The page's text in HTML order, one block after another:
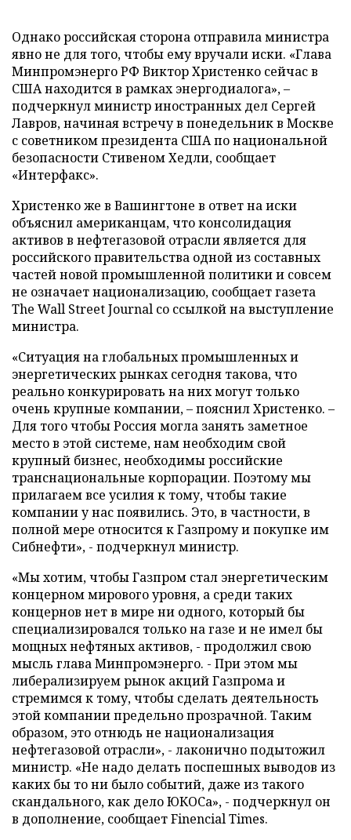
Однако российская сторона отправила министра
явно не для того, чтобы ему вручали иски. «Глава
Минпромэнерго РФ Виктор Христенко сейчас в
США находится в рамках энергодиалога», –
подчеркнул министр иностранных дел Сергей
Лавров, начиная встречу в понедельник в Москве
с советником президента США по национальной
безопасности Стивеном Хедли, сообщает
«Интерфакс».
Христенко же в Вашингтоне в ответ на иски
объяснил американцам, что консолидация
активов в нефтегазовой отрасли является для
российского правительства одной из составных
частей новой промышленной политики и совсем
не означает национализацию, сообщает газета
The Wall Street Journal со ссылкой на выступление
министра.
«Ситуация на глобальных промышленных и
энергетических рынках сегодня такова, что
реально конкурировать на них могут только
очень крупные компании, – пояснил Христенко. –
Для того чтобы Россия могла занять заметное
место в этой системе, нам необходим свой
крупный бизнес, необходимы российские
транснациональные корпорации. Поэтому мы
прилагаем все усилия к тому, чтобы такие
компании у нас появились. Это, в частности, в
полной мере относится к Газпрому и покупке им
Сибнефти», - подчеркнул министр.
«Мы хотим, чтобы Газпром стал энергетическим
концерном мирового уровня, а среди таких
концернов нет в мире ни одного, который бы
специализировался только на газе и не имел бы
мощных нефтяных активов, - продолжил свою
мысль глава Минпромэнерго. - При этом мы
либерализируем рынок акций Газпрома и
стремимся к тому, чтобы сделать деятельность
этой компании предельно прозрачной. Таким
образом, это отнюдь не национализация
нефтегазовой отрасли», - лаконично подытожил
министр. «Не надо делать поспешных выводов из
каких бы то ни было событий, даже из такого
скандального, как дело ЮКОСа», - подчеркнул он
в дополнение, сообщает Finencial Times.